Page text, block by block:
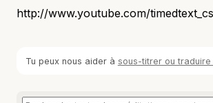
http://www.youtube.com/
Tu peux nous aider à sous-titrer ou